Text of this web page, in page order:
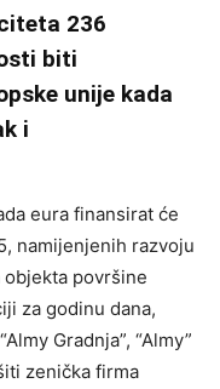
236
biti
unije kada
i
eura finansirat će
namijenjenih razvoju
objekta površine
za godinu dana,
Gradnja”, “Almy”
zenička firma